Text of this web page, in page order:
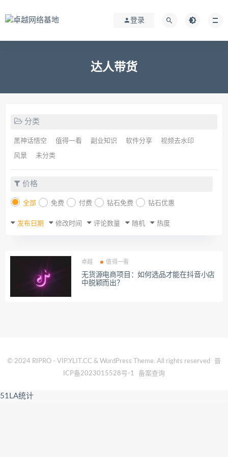
登录
达人带货
分类
黑神话悟空 值得一看 副业知识 软件分享 视频去水印
风景 未分类
价格
全部 免费 付费 钻石免费 钻石优惠
发布日期 修改时间 评论数量 随机 热度
卓越 值得一看
无货源电商项目：如何选品才能在抖音小店
中脱颖而出？
© 2024 RIPRO - VIP.YLIT.CC & WordPress Theme. All rights reserved
晋
ICP备2023015528号-1
备案查询
51LA统计